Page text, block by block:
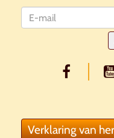
Verklaring van